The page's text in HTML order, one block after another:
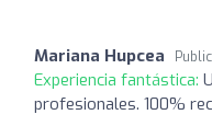
Mariana Hupcea
Experiencia fantástica:
profesionales. 100%